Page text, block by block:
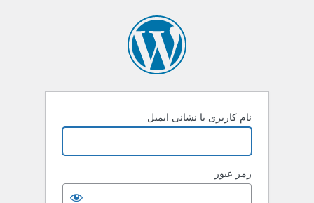
نام کاربری یا نشانی ایمیل
رمز عبور